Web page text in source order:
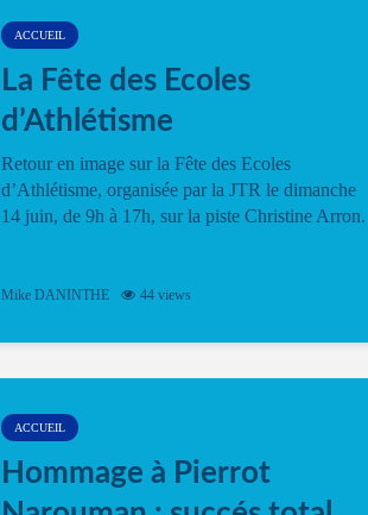
ACCUEIL
La Fête des Ecoles
d’Athlétisme
Retour en image sur la Fête des Ecoles
d’Athlétisme, organisée par la JTR le dimanche
14 juin, de 9h à 17h, sur la piste Christine Arron.
Mike DANINTHE 44 views
ACCUEIL
Hommage à Pierrot